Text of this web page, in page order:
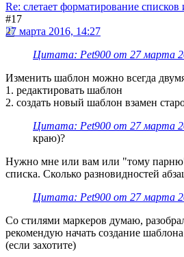
Re: слетает форматирование списков
#17
27 марта 2016, 14:27
Цитата: Pet900 от 27 марта
Изменить шаблон можно всегда
1. редактировать шаблон
2. создать новый шаблон взамен
Цитата: Pet900 от 27 марта
краю)?
Нужно мне или вам или "тому
списка. Сколько разновидностей
Цитата: Pet900 от 27 марта
Со стилями маркеров думаю,
рекомендую начать создание
(если захотите)